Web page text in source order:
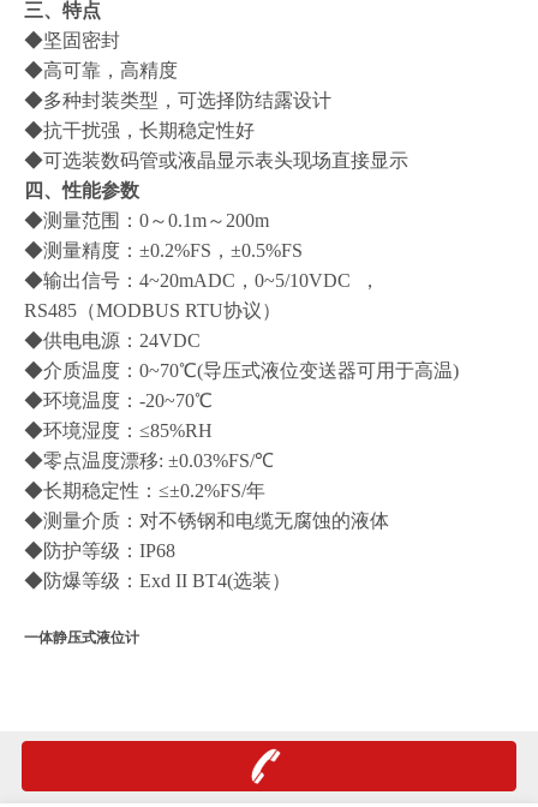
三、特点
◆坚固密封
◆高可靠，高精度
◆多种封装类型，可选择防结露设计
◆抗干扰强，长期稳定性好
◆可选装数码管或液晶显示表头现场直接显示
四、性能参数
◆测量范围：0～0.1m～200m
◆测量精度：±0.2%FS，±0.5%FS
◆输出信号：4~20mADC，0~5/10VDC ，
RS485（MODBUS RTU协议）
◆供电电源：24VDC
◆介质温度：0~70℃(导压式液位变送器可用于高温)
◆环境温度：-20~70℃
◆环境湿度：≤85%RH
◆零点温度漂移: ±0.03%FS/℃
◆长期稳定性：≤±0.2%FS/年
◆测量介质：对不锈钢和电缆无腐蚀的液体
◆防护等级：IP68
◆防爆等级：Exd II BT4(选装）
一体静压式液位计